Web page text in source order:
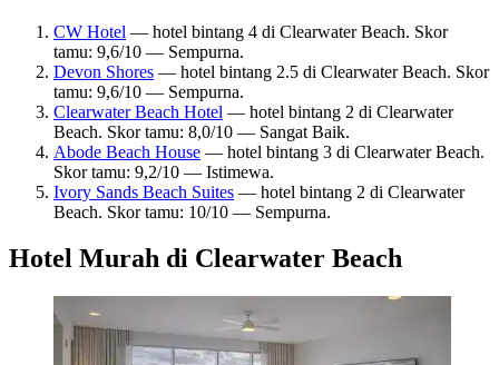
CW Hotel — hotel bintang 4 di Clearwater Beach. Skor
tamu: 9,6/10 — Sempurna.
Devon Shores — hotel bintang 2.5 di Clearwater Beach. Skor
tamu: 9,6/10 — Sempurna.
Clearwater Beach Hotel — hotel bintang 2 di Clearwater
Beach. Skor tamu: 8,0/10 — Sangat Baik.
Abode Beach House — hotel bintang 3 di Clearwater Beach.
Skor tamu: 9,2/10 — Istimewa.
Ivory Sands Beach Suites — hotel bintang 2 di Clearwater
Beach. Skor tamu: 10/10 — Sempurna.
Hotel Murah di Clearwater Beach